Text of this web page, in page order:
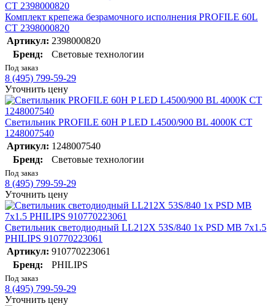
Комплект крепежа безрамочного исполнения PROFILE 60L
СТ 2398000820
Артикул: 2398000820
Бренд:
Световые технологии
Под заказ
8 (495) 799-59-29
Уточнить цену
Светильник PROFILE 60H P LED L4500/900 BL 4000К СТ
1248007540
Артикул: 1248007540
Бренд:
Световые технологии
Под заказ
8 (495) 799-59-29
Уточнить цену
Светильник светодиодный LL212X 53S/840 1x PSD MB 7х1.5
PHILIPS 910770223061
Артикул: 910770223061
Бренд:
PHILIPS
Под заказ
8 (495) 799-59-29
Уточнить цену